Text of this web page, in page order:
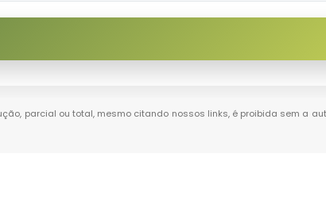
parcial ou total, mesmo citando nossos links, é proibida sem a